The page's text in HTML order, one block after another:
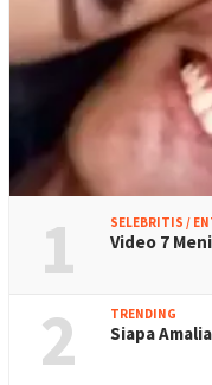
1 SELEBRITIS /
Video 7
2 TRENDING
Siapa